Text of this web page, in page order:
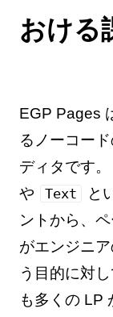
おける
EGP Pages
るノーコー
ディタです
や Text
と
ントから、
がエンジニ
う目的に対
も多くの LP